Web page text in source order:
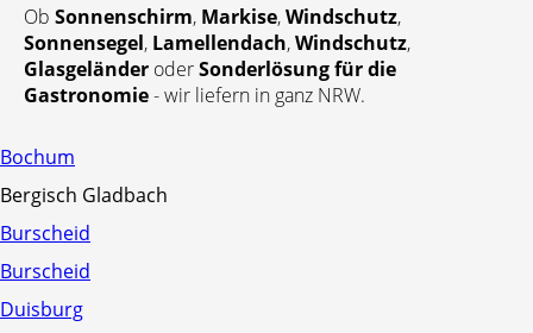
Pergola Markisen
Doppelgelenk Markisen
Ob Sonnenschirm, Markise,Windschutz,
Sonnensegel, Lamellendach,Windschutz,
Glasgeländer oderSonderlösung für die
Gastronomie- wir liefern in ganz NRW.
Bochum
Bergisch Gladbach
Burscheid
Burscheid
Duisburg